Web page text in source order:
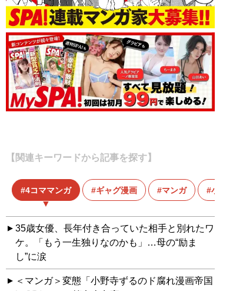
【関連キーワードから記事を探す】
4コママンガ ギャグ漫画 マンガ 小山
35歳女優、長年付き合っていた相手と別れたワ
ケ。「もう一生独りなのかも」…母の“励ま
し”に涙
＜マンガ＞変態「小野寺ずるのド腐れ漫画帝国